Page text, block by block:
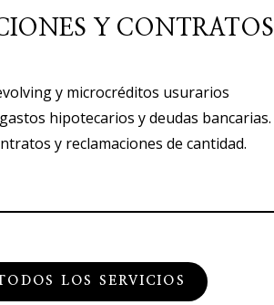
Y CONTRATOS
y microcréditos usurarios
hipotecarios y deudas bancarias.
y reclamaciones de cantidad.
LOS SERVICIOS